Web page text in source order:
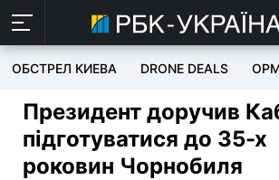
ОБСТРЕЛ КИЕВА DRONE DEALS
Президент доручив
підготуватися до 35-х
роковин Чорнобиля